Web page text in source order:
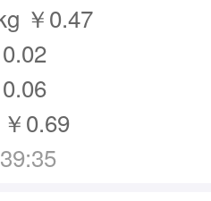
￥0.47
0.69